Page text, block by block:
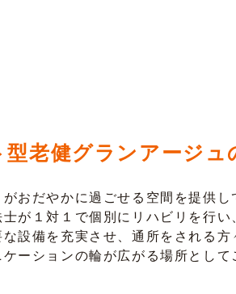
型老健グランアージュ
おだやかに過ごせる空間を提供
が１対１で個別にリハビリを行
な設備を充実させ、通所をされる
ーションの輪が広がる場所として